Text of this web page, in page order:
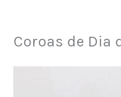
Coroas de Dia